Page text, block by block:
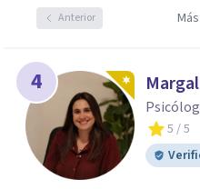
Anterior
4
5 / 5